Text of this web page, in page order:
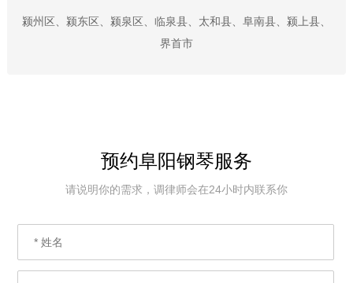
颍州区、颍东区、颍泉区、临泉县、太和县、阜南县、颍上县、
界首市
预约阜阳钢琴服务
请说明你的需求，调律师会在24小时内联系你